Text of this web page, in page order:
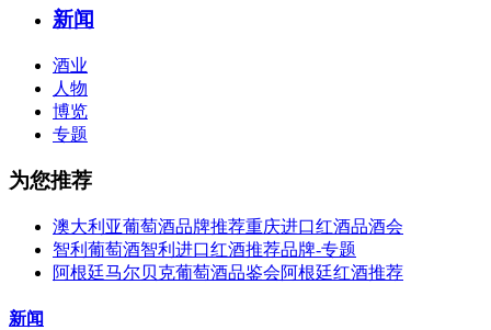
新闻
酒业
人物
博览
专题
为您推荐
澳大利亚葡萄酒品牌推荐重庆进口红酒品酒会
智利葡萄酒智利进口红酒推荐品牌-专题
阿根廷马尔贝克葡萄酒品鉴会阿根廷红酒推荐
新闻